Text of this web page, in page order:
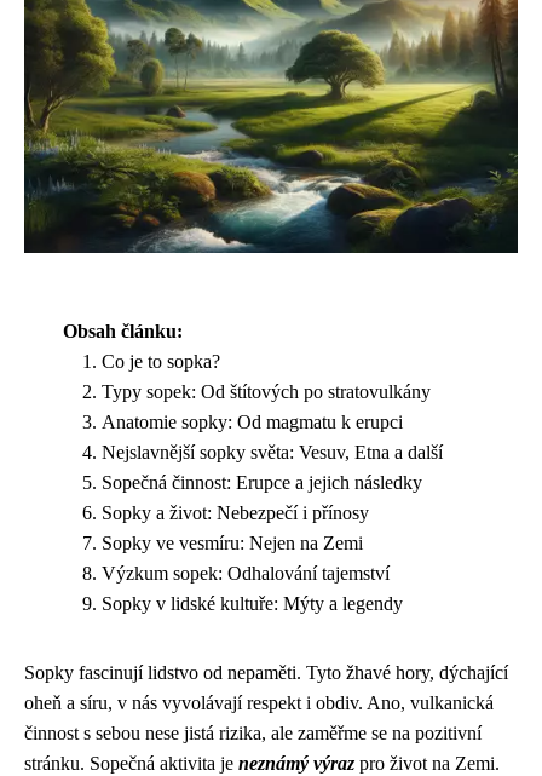
Obsah článku:
Co je to sopka?
Typy sopek: Od štítových po stratovulkány
Anatomie sopky: Od magmatu k erupci
Nejslavnější sopky světa: Vesuv, Etna a další
Sopečná činnost: Erupce a jejich následky
Sopky a život: Nebezpečí i přínosy
Sopky ve vesmíru: Nejen na Zemi
Výzkum sopek: Odhalování tajemství
Sopky v lidské kultuře: Mýty a legendy
Sopky fascinují lidstvo od nepaměti. Tyto žhavé hory, dýchající
oheň a síru, v nás vyvolávají respekt i obdiv. Ano, vulkanická
činnost s sebou nese jistá rizika, ale zaměřme se na pozitivní
stránku. Sopečná aktivita je neznámý výraz pro život na Zemi.